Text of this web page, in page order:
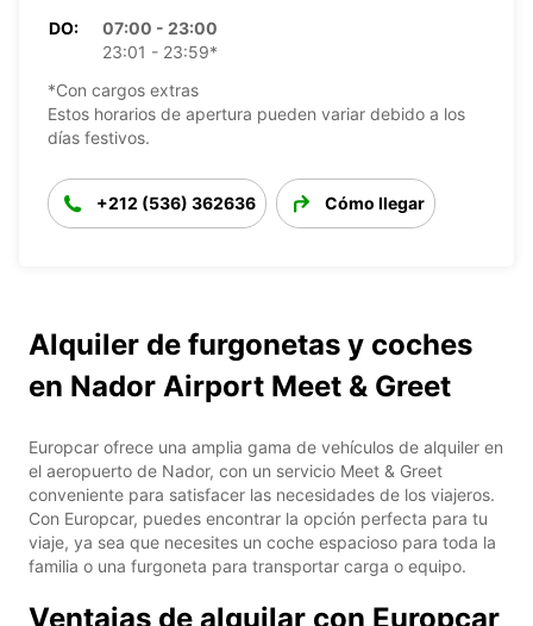
DO:
07:00 - 23:00
23:01 - 23:59*
*Con cargos extras
Estos horarios de apertura pueden variar debido a los
días festivos.
+212 (536) 362636 Cómo llegar
Alquiler de furgonetas y coches
en Nador Airport Meet & Greet
Europcar ofrece una amplia gama de vehículos de alquiler en
el aeropuerto de Nador, con un servicio Meet & Greet
conveniente para satisfacer las necesidades de los viajeros.
Con Europcar, puedes encontrar la opción perfecta para tu
viaje, ya sea que necesites un coche espacioso para toda la
familia o una furgoneta para transportar carga o equipo.
Ventajas de alquilar con Europcar